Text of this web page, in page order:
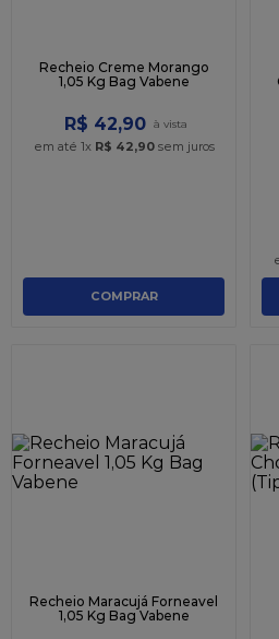
Recheio Creme Morango
1,05 Kg Bag Vabene
R$ 42,90
em até 1x R$ 42,90sem juros
COMPRAR
Recheio Maracujá Forneavel
1,05 Kg Bag Vabene